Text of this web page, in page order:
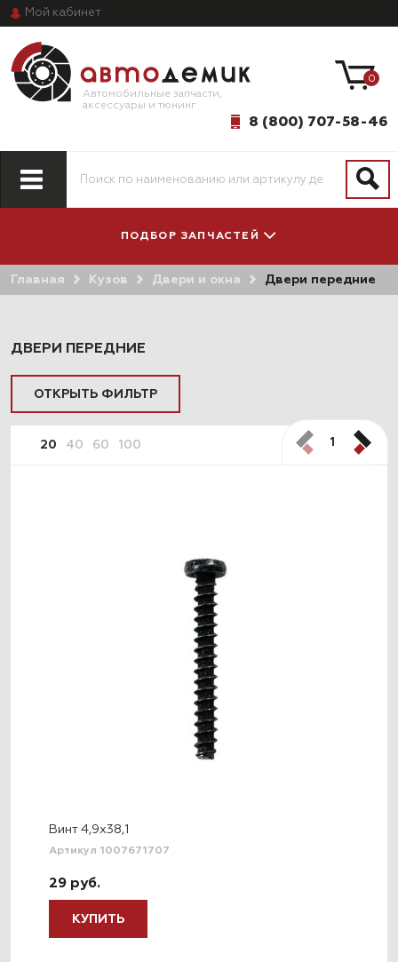
Мой кабинет
Автомобильные запчасти,
аксессуары и тюнинг
8 (800) 707-58-46
0
ПОДБОР ЗАПЧАСТЕЙ
ПО МОДЕЛИ
ПО СИСТЕМАМ
Главная Кузов Двери и окна Двери передние
ДВЕРИ ПЕРЕДНИЕ
ОТКРЫТЬ ФИЛЬТР
20 40 60 100 1
Винт 4,9х38,1
Артикул 1007671707
29 руб.
КУПИТЬ